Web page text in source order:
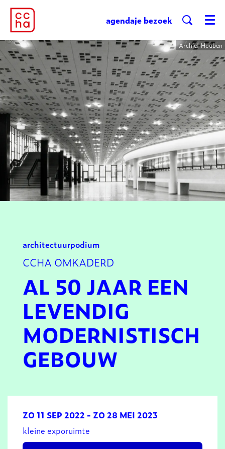
agendaje bezoek Menu
Archief Houben
architectuurpodium
CCHA OMKADERD
AL 50 JAAR EEN
LEVENDIG
MODERNISTISCH
GEBOUW
ZO 11 SEP 2022 - ZO 28 MEI 2023
kleine exporuimte